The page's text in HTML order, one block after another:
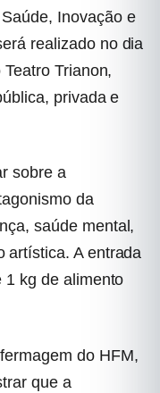
Inovação e
realizado no dia
Trianon,
privada e
sobre a
da
saúde mental,
artística. A entrada
1 kg de alimento
do HFM,
que a